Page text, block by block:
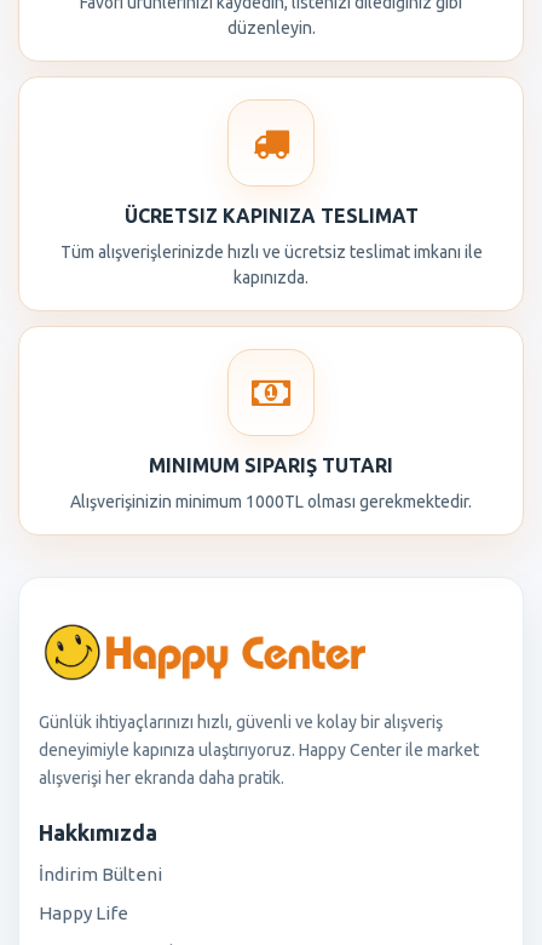
düzenleyin.
ÜCRETSIZ KAPINIZA TESLIMAT
Tüm alışverişlerinizde hızlı ve ücretsiz teslimat imkanı ile
kapınızda.
MINIMUM SIPARIŞ TUTARI
Alışverişinizin minimum 1000TL olması gerekmektedir.
Günlük ihtiyaçlarınızı hızlı, güvenli ve kolay bir alışveriş
deneyimiyle kapınıza ulaştırıyoruz. Happy Center ile market
alışverişi her ekranda daha pratik.
Hakkımızda
İndirim Bülteni
Happy Life